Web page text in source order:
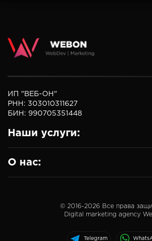
ИП "ВЕБ-ОН"
РНН: 303010311627
БИН: 990705351448
Наши услуги:
О нас:
© 2016-2026 Все права
Digital marketing agency
Telegram